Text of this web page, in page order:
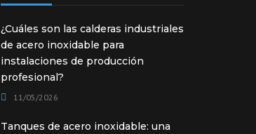
¿Cuáles son las calderas industriales
de acero inoxidable para
instalaciones de producción
profesional?
11/05/2026
Tanques de acero inoxidable: una